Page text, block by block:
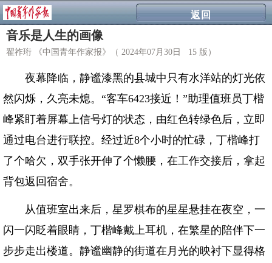
返回
音乐是人生的画像
翟祚珩 《中国青年作家报》（ 2024年07月30日 15 版）
夜幕降临，静谧漆黑的县城中只有水洋站的灯光依
然闪烁，久亮未熄。“客车6423接近！”助理值班员丁楷
峰紧盯着屏幕上信号灯的状态，由红色转绿色后，立即
通过电台进行联控。经过近8个小时的忙碌，丁楷峰打
了个哈欠，双手张开伸了个懒腰，在工作交接后，拿起
背包返回宿舍。
从值班室出来后，星罗棋布的星星悬挂在夜空，一
闪一闪眨着眼睛，丁楷峰戴上耳机，在繁星的陪伴下一
步步走出楼道。静谧幽静的街道在月光的映衬下显得格